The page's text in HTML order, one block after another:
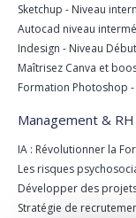
Sketchup - Niveau
Autocad niveau
Indesign - Niveau
Maîtrisez Canva et
Formation Photoshop
Management & RH
IA : Révolutionner la
Les risques
Développer des
Stratégie de